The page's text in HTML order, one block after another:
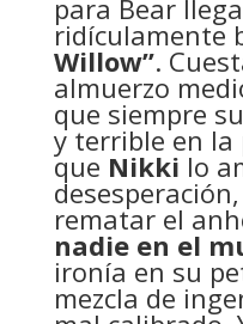
para Bear
ridículamente
Willow”.
almuerzo
que siempre
y terrible en la
que Nikki lo
rematar el
nadie en el
ironía en su
mezcla de